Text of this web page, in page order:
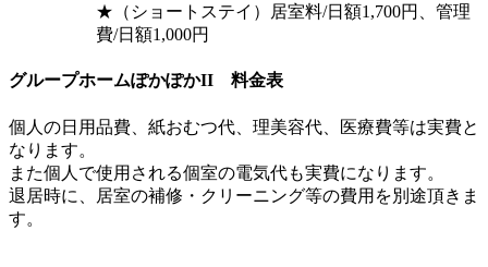
★（ショートステイ）居室料/日額1,700円、管理
費/日額1,000円
グループホームぽかぽかII 料金表
個人の日用品費、紙おむつ代、理美容代、医療費等は実費と
なります。
また個人で使用される個室の電気代も実費になります。
退居時に、居室の補修・クリーニング等の費用を別途頂きま
す。